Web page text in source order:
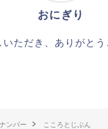
おにぎり
ただき、ありがとう
ンバー
こころとじぶん